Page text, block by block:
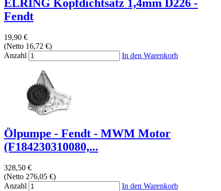
ELRING Kopfdichtsatz 1,4mm D226 -
Fendt
19,90 €
(Netto 16,72 €)
Anzahl
In den Warenkorb
Ölpumpe - Fendt - MWM Motor
(F184230310080,...
328,50 €
(Netto 276,05 €)
Anzahl
In den Warenkorb